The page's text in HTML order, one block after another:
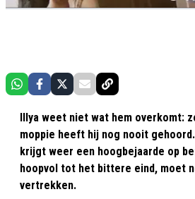
Illya weet niet wat hem overkomt:
moppie heeft hij nog nooit
krijgt weer een hoogbejaarde op
hoopvol tot het bittere eind, moet
vertrekken.